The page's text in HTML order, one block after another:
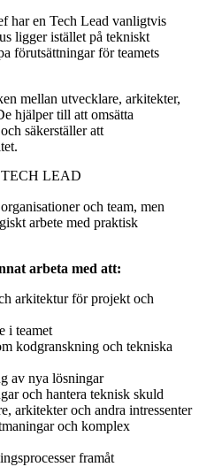
har en Tech Lead vanligtvis
ligger istället på tekniskt
förutsättningar för teamets
mellan utvecklare, arkitekter,
hjälper till att omsätta
säkerställer att
LEAD
och team, men
arbete med praktisk
arbeta med att:
arkitektur för projekt och
i teamet
kodgranskning och tekniska
av nya lösningar
och hantera teknisk skuld
arkitekter och andra intressenter
och komplex
framåt